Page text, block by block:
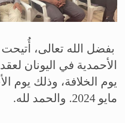
بفضل الله تعالى،
الأحمدية في اليونان
مايو 2024. والحمد لله.